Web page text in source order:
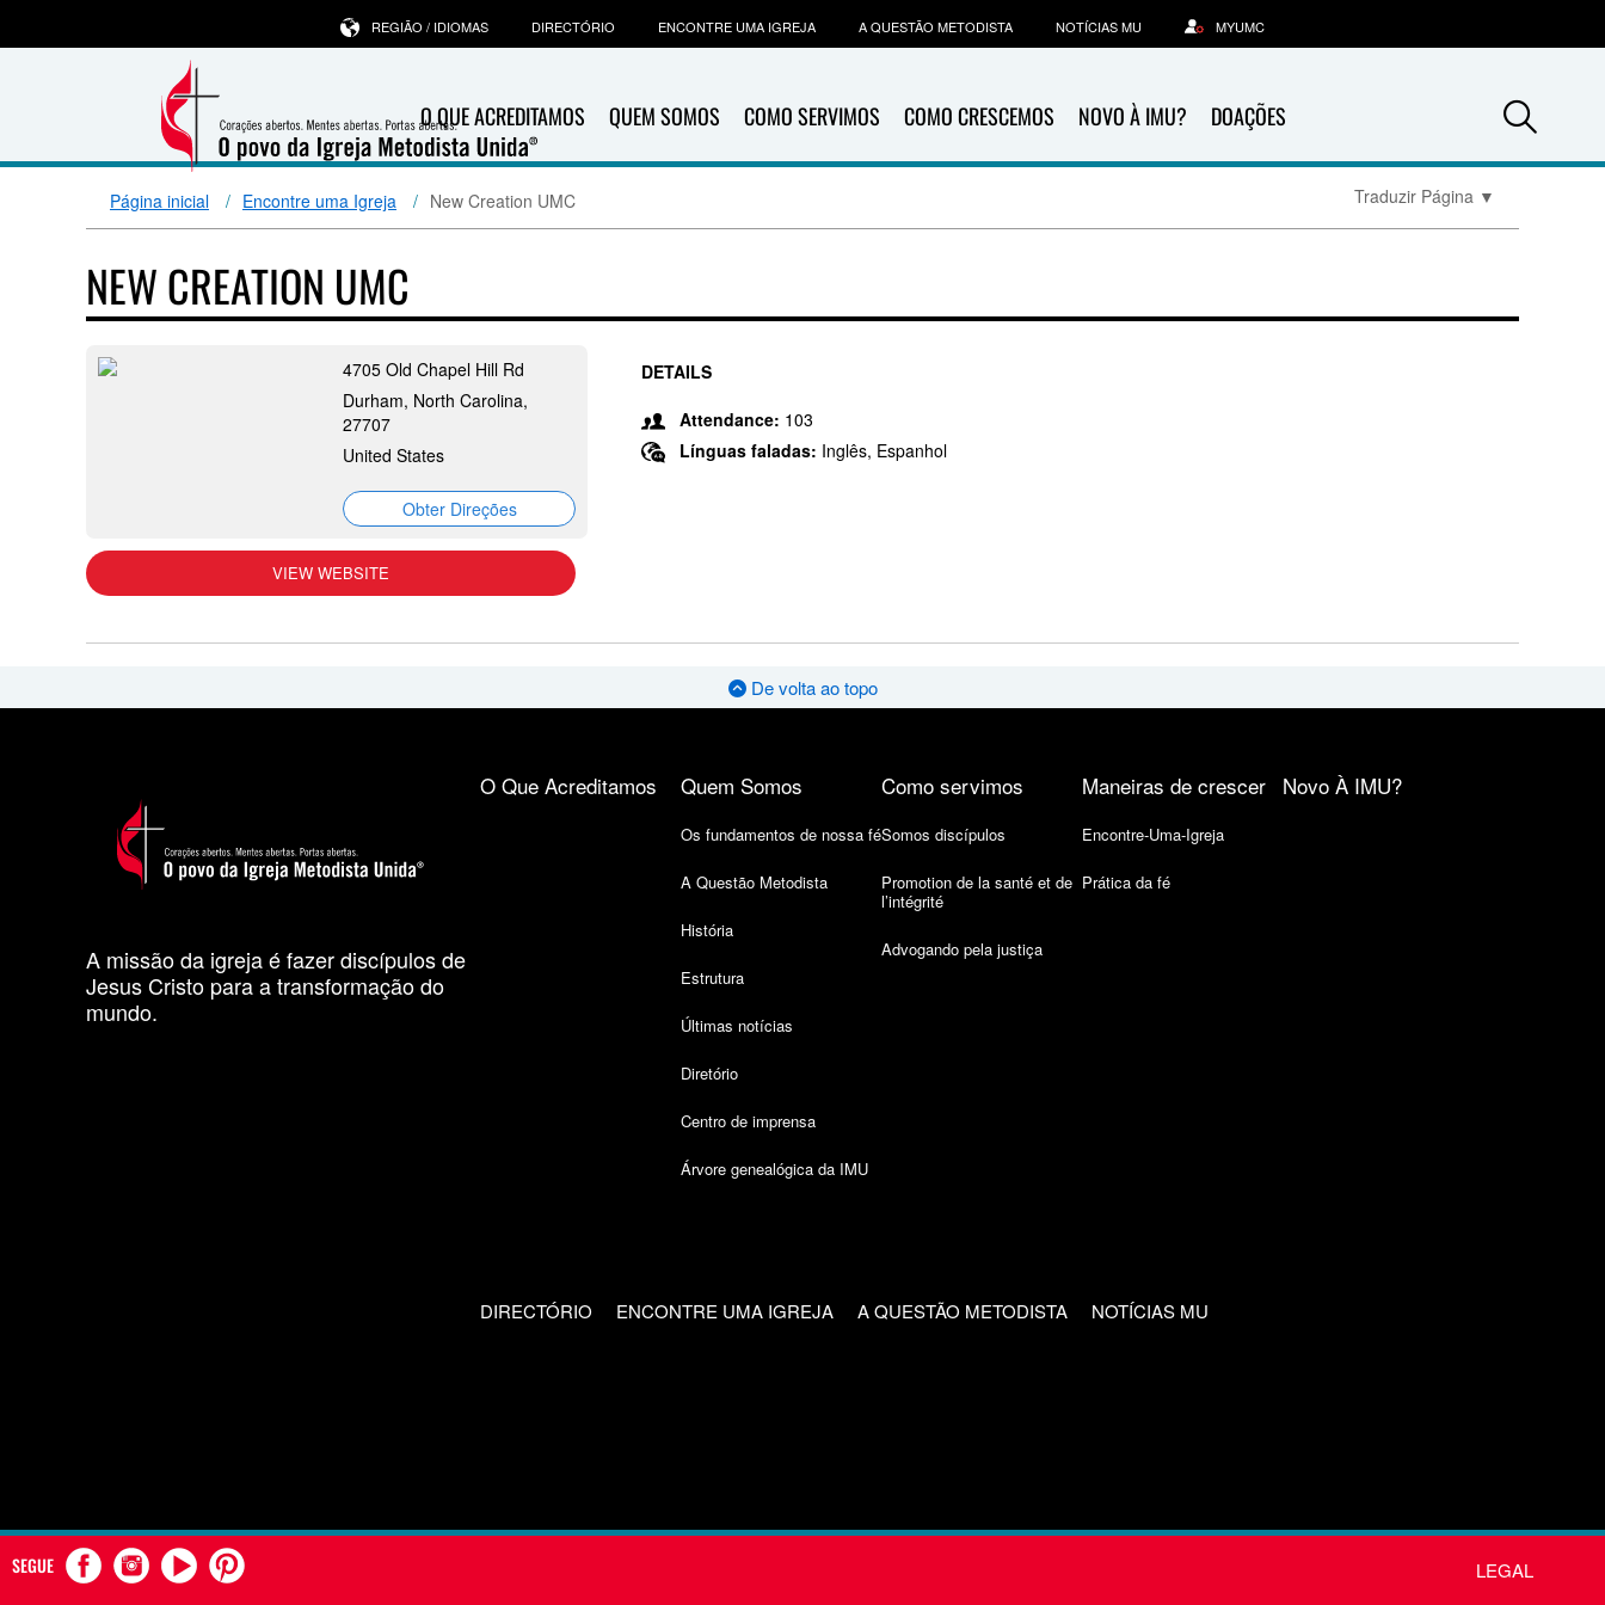
O QUE ACREDITAMOS QUEM SOMOS COMO SERVIMOS COMO CRESCEMOS NOVO À IMU? DOAÇÕES
REGIÃO / IDIOMAS DIRECTÓRIO ENCONTRE UMA IGREJA A QUESTÃO METODISTA NOTÍCIAS MU MYUMC
Página inicial Encontre uma Igreja New Creation UMC Traduzir Página ▼
NEW CREATION UMC
4705 Old Chapel Hill Rd
Durham, North Carolina,
27707
United States
Obter Direções
VIEW WEBSITE
DETAILS
Attendance: 103
Línguas faladas: Inglês, Espanhol
De volta ao topo
A missão da igreja é fazer discípulos de
Jesus Cristo para a transformação do
mundo.
O Que Acreditamos Quem Somos
Os fundamentos de nossa fé
A Questão Metodista
História
Estrutura
Últimas notícias
Diretório
Centro de imprensa
Árvore genealógica da IMU
Como servimos
Somos discípulos
Promotion de la santé et de
l’intégrité
Advogando pela justiça
Maneiras de crescer
Encontre-Uma-Igreja
Prática da fé
Novo À IMU?
DIRECTÓRIO ENCONTRE UMA IGREJA A QUESTÃO METODISTA NOTÍCIAS MU
SEGUE LEGAL